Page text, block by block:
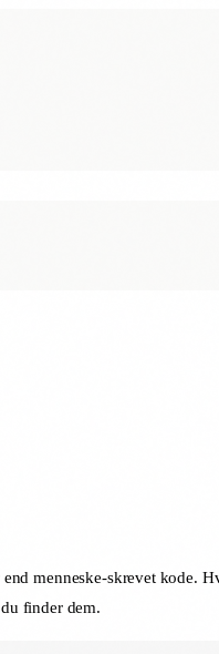
menneske-skrevet kode.
finder dem.